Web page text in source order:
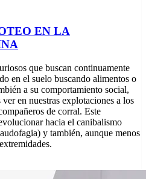
EN LA
que buscan continuamente
en el suelo buscando alimentos o
a su comportamiento social,
en nuestras explotaciones a los
de corral. Este
hacia el canibalismo
y también, aunque menos